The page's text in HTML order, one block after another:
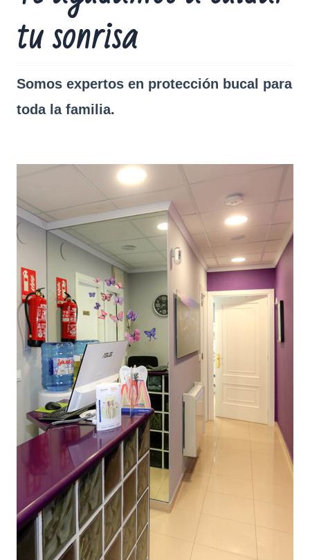
tu sonrisa
Somos expertos en protección bucal para
toda la familia.